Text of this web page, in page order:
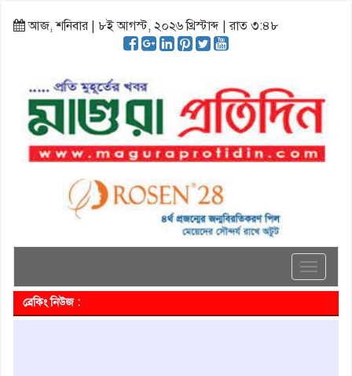
আজ, শনিবার | ৮ই আগস্ট, ২০২৬ খ্রিস্টাব্দ | রাত ৩:৪৮
Toggle
ব্রেকিং নিউজ :